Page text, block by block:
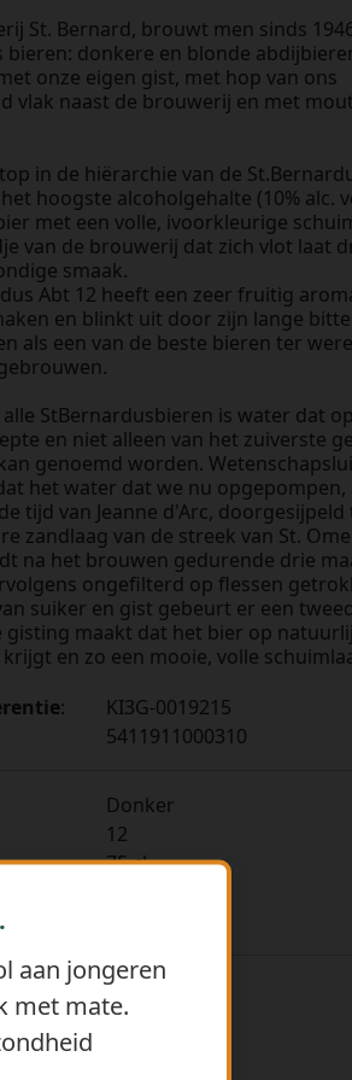
St. Bernard, brouwt men sinds
bieren: donkere en blonde
onze eigen gist, met hop van ons
vlak naast de brouwerij en met
in de hiërarchie van de
hoogste alcoholgehalte (10% alc.
met een volle, ivoorkleurige
van de brouwerij dat zich vlot laat
smaak.
Abt 12 heeft een zeer fruitig
en blinkt uit door zijn lange
als een van de beste bieren ter
alle StBernardusbieren is water dat
en niet alleen van het zuiverste
genoemd worden.
het water dat we nu
tijd van Jeanne d'Arc,
zandlaag van de streek van St.
na het brouwen gedurende drie
ongefilterd op flessen
suiker en gist gebeurt er een
gisting maakt dat het bier op
en zo een mooie, volle
:
KI3G-0019215
5411911000310
Donker
12
75 cl
:
+ Bestellen
aan jongeren
met mate.